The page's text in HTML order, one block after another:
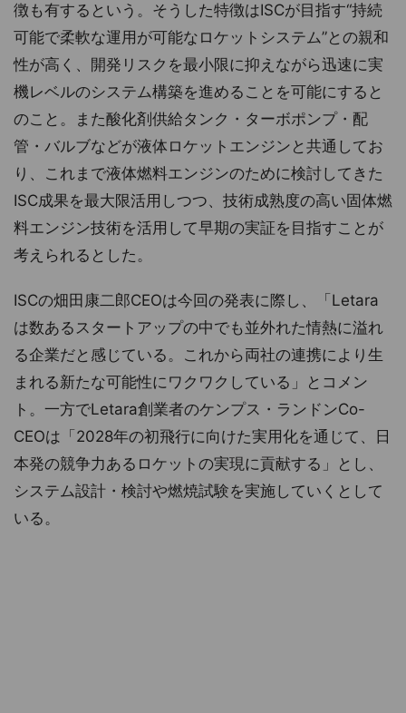
徴も有するという。そうした特徴はISCが目指す“持続
可能で柔軟な運用が可能なロケットシステム”との親和
性が高く、開発リスクを最小限に抑えながら迅速に実
機レベルのシステム構築を進めることを可能にすると
のこと。また酸化剤供給タンク・ターボポンプ・配
管・バルブなどが液体ロケットエンジンと共通してお
り、これまで液体燃料エンジンのために検討してきた
ISC成果を最大限活用しつつ、技術成熟度の高い固体燃
料エンジン技術を活用して早期の実証を目指すことが
考えられるとした。
ISCの畑田康二郎CEOは今回の発表に際し、「Letara
は数あるスタートアップの中でも並外れた情熱に溢れ
る企業だと感じている。これから両社の連携により生
まれる新たな可能性にワクワクしている」とコメン
ト。一方でLetara創業者のケンプス・ランドンCo-
CEOは「2028年の初飛行に向けた実用化を通じて、日
本発の競争力あるロケットの実現に貢献する」とし、
システム設計・検討や燃焼試験を実施していくとして
いる。